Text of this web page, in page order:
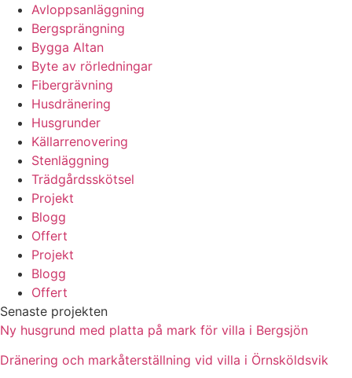
Avloppsanläggning
Bergsprängning
Bygga Altan
Byte av rörledningar
Fibergrävning
Husdränering
Husgrunder
Källarrenovering
Stenläggning
Trädgårdsskötsel
Projekt
Blogg
Offert
Projekt
Blogg
Offert
Senaste projekten
Ny husgrund med platta på mark för villa i Bergsjön
Dränering och markåterställning vid villa i Örnsköldsvik